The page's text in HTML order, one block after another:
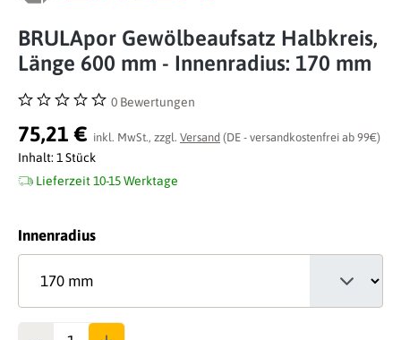
BRULApor Gewölbeaufsatz Halbkreis,
Länge 600 mm - Innenradius: 170 mm
Durchschnittliche Bewertung von 0 von 5 Sternen
0 Bewertungen
75,21 € inkl. MwSt., zzgl. Versand (DE - versandkostenfrei ab 99€)
Inhalt: 1 Stück
Lieferzeit 10-15 Werktage
Innenradiusauswählen